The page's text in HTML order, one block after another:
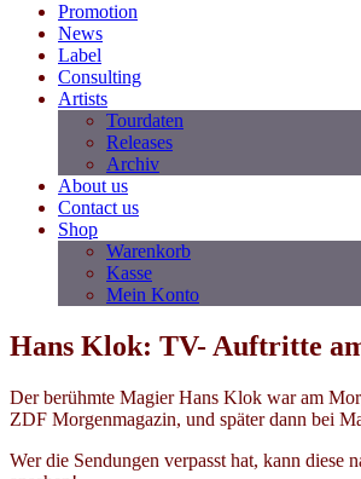
Promotion
News
Label
Consulting
Artists
Tourdaten
Releases
Archiv
About us
Contact us
Shop
Warenkorb
Kasse
Mein Konto
Hans Klok: TV- Auftritte
Der berühmte Magier Hans Klok war am
ZDF Morgenmagazin, und später dann bei
Wer die Sendungen verpasst hat, kann diese